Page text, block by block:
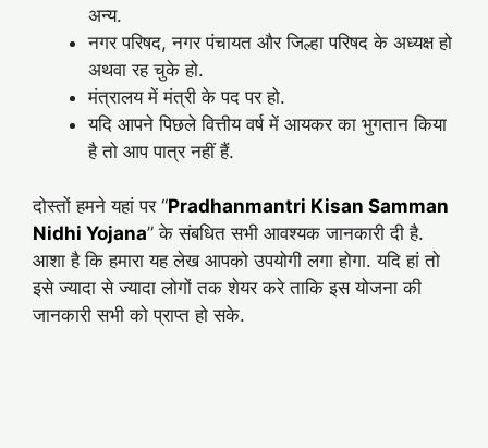
अन्य.
नगर परिषद, नगर पंचायत और जिल्हा परिषद के अध्यक्ष हो
अथवा रह चुके हो.
मंत्रालय में मंत्री के पद पर हो.
यदि आपने पिछले वित्तीय वर्ष में आयकर का भुगतान किया
है तो आप पात्र नहीं हैं.
दोस्तों हमने यहां पर “Pradhanmantri Kisan Samman
Nidhi Yojana” के संबधित सभी आवश्यक जानकारी दी है.
आशा है कि हमारा यह लेख आपको उपयोगी लगा होगा. यदि हां तो
इसे ज्यादा से ज्यादा लोगों तक शेयर करे ताकि इस योजना की
जानकारी सभी को प्राप्त हो सके.